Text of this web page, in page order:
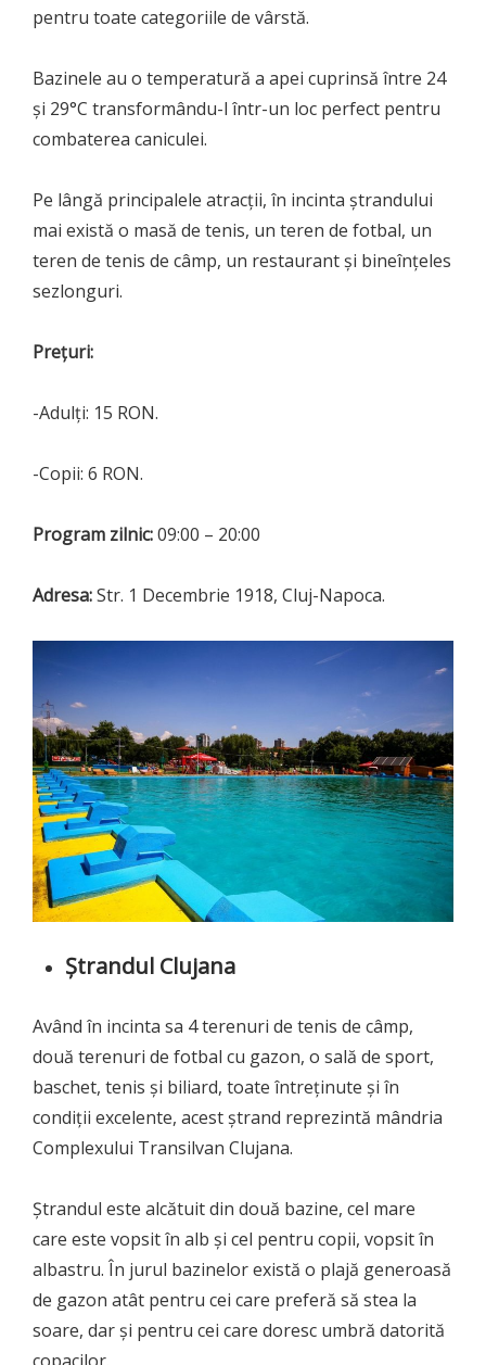
pentru toate categoriile de vârstă.
Bazinele au o temperatură a apei cuprinsă între 24
și 29°C transformându-l într-un loc perfect pentru
combaterea caniculei.
Pe lângă principalele atracții, în incinta ștrandului
mai există o masă de tenis, un teren de fotbal, un
teren de tenis de câmp, un restaurant și bineînțeles
sezlonguri.
Prețuri:
-Adulți: 15 RON.
-Copii: 6 RON.
Program zilnic:09:00 – 20:00
Adresa:Str. 1 Decembrie 1918, Cluj-Napoca.
Ștrandul Clujana
Având în incinta sa 4 terenuri de tenis de câmp,
două terenuri de fotbal cu gazon, o sală de sport,
baschet, tenis și biliard, toate întreținute și în
condiții excelente, acest ștrand reprezintă mândria
Complexului Transilvan Clujana.
Ștrandul este alcătuit din două bazine, cel mare
care este vopsit în alb și cel pentru copii, vopsit în
albastru. În jurul bazinelor există o plajă generoasă
de gazon atât pentru cei care preferă să stea la
soare, dar și pentru cei care doresc umbră datorită